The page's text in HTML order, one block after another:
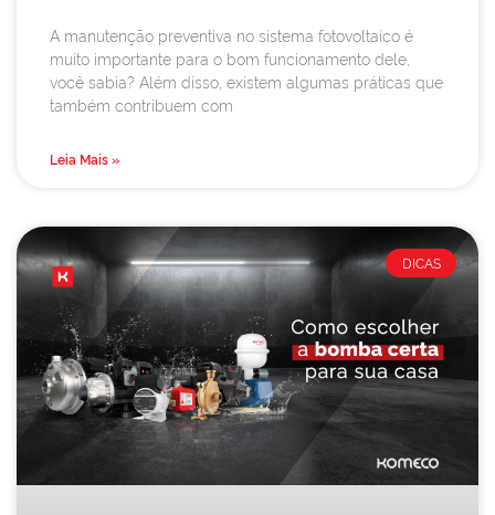
A manutenção preventiva no sistema fotovoltaico é
muito importante para o bom funcionamento dele,
você sabia? Além disso, existem algumas práticas que
também contribuem com
Leia Mais »
DICAS